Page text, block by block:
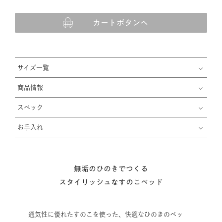
カートボタンへ
サイズ一覧
商品情報
スペック
お手入れ
無垢のひのきでつくる
スタイリッシュなすのこベッド
通気性に優れたすのこを使った、快適なひのきのベッ